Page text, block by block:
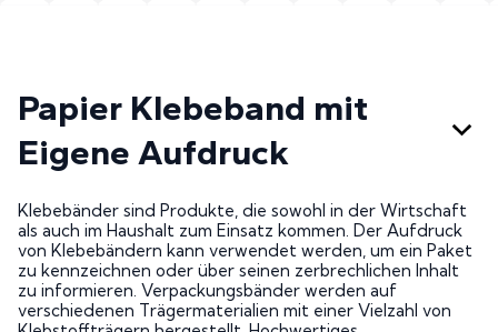
Papier Klebeband mit
Eigene Aufdruck
Klebebänder sind Produkte, die sowohl in der Wirtschaft
als auch im Haushalt zum Einsatz kommen. Der Aufdruck
von Klebebändern kann verwendet werden, um ein Paket
zu kennzeichnen oder über seinen zerbrechlichen Inhalt
zu informieren. Verpackungsbänder werden auf
verschiedenen Trägermaterialien mit einer Vielzahl von